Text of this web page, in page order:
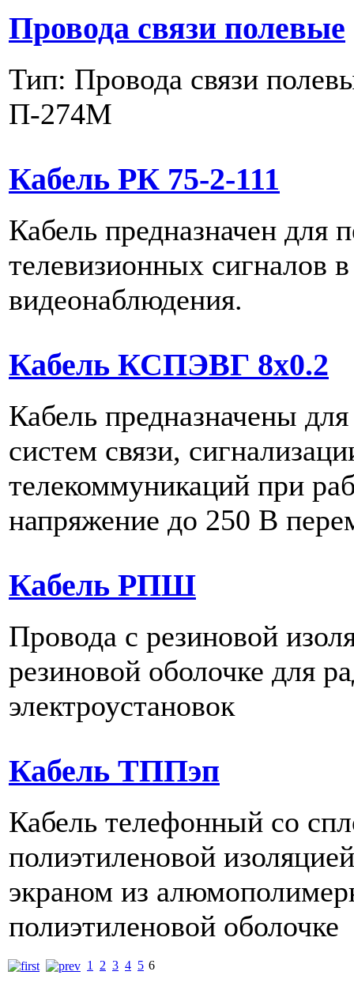
Провода связи полевые
Тип: Провода связи
П-274М
Кабель РК 75-2-111
Кабель предназначен для
телевизионных сигналов
видеонаблюдения.
Кабель КСПЭВГ 8х0.2
Кабель предназначены
систем связи,
телекоммуникаций при
напряжение до 250 В
Кабель РПШ
Провода с резиновой
резиновой оболочке для
электроустановок
Кабель ТППэп
Кабель телефонный со
полиэтиленовой
экраном из
полиэтиленовой оболочке
1 2 3 4 5 6